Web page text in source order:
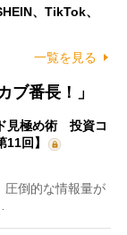
、TikTok、
一覧を見る
ブ番長！」
見極め術 投資コ
回】
倒的な情報量が